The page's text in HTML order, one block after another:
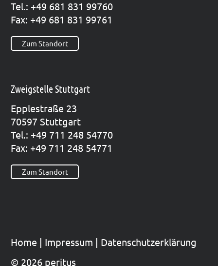
Tel.: +49 681 831 99760
Fax: +49 681 831 99761
Zum Standort
Zweigstelle Stuttgart
Epp­le­straße 23
70597 Stutt­gart
Tel.: +49 711 248 54770
Fax: +49 711 248 54771
Zum Standort
Home Impres­sum
Datenschutzerklärung
© 2026 peritus